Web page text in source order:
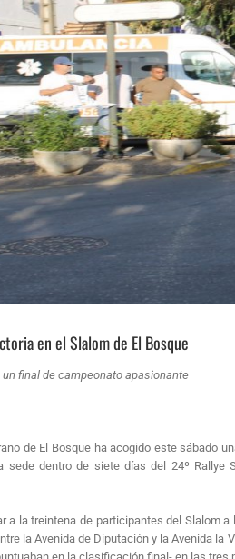
en el Slalom de El Bosque
final de campeonato apasionante
de El Bosque ha acogido este sábado
dentro de siete días del 24º
a la treintena de participantes del Slalom
la Avenida de Diputación y la Avenida